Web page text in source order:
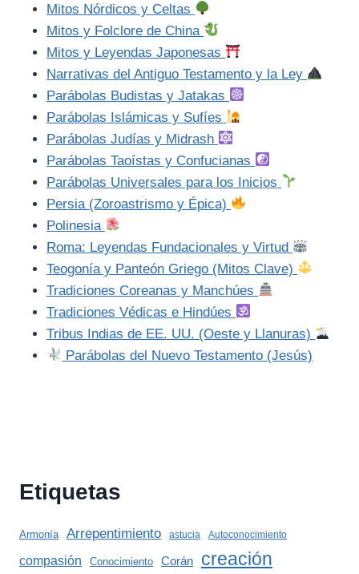
Mitos Nórdicos y Celtas
Mitos y Folclore de China
Mitos y Leyendas Japonesas
Narrativas del Antiguo Testamento y la Ley
Parábolas Budistas y Jatakas
Parábolas Islámicas y Sufíes
Parábolas Judías y Midrash
Parábolas Taoístas y Confucianas
Parábolas Universales para los Inicios
Persia (Zoroastrismo y Épica)
Polinesia
Roma: Leyendas Fundacionales y Virtud
Teogonía y Panteón Griego (Mitos Clave)
Tradiciones Coreanas y Manchúes
Tradiciones Védicas e Hindúes
Tribus Indias de EE. UU. (Oeste y Llanuras)
Parábolas del Nuevo Testamento (Jesús)
Etiquetas
Armonía Arrepentimiento astucia Autoconocimiento
compasión Conocimiento Corán creación